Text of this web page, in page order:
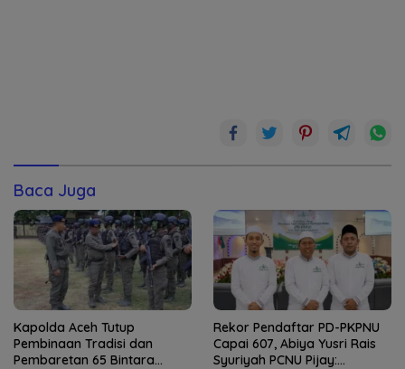
Baca Juga
Kapolda Aceh Tutup
Pembinaan Tradisi dan
Pembaretan 65 Bintara
Rekor Pendaftar PD-PKPNU
Capai 607, Abiya Yusri Rais
Syuriyah PCNU Pijay: